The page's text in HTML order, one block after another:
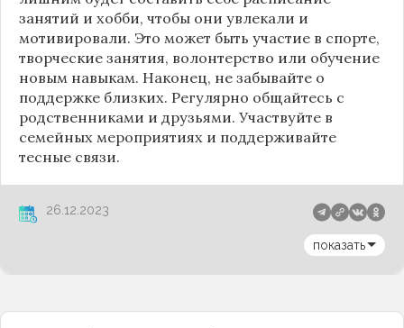
занятий и хобби, чтобы они увлекали и
мотивировали. Это может быть участие в спорте,
творческие занятия, волонтерство или обучение
новым навыкам. Наконец, не забывайте о
поддержке близких. Регулярно общайтесь с
родственниками и друзьями. Участвуйте в
семейных мероприятиях и поддерживайте
тесные связи.
26.12.2023
показать